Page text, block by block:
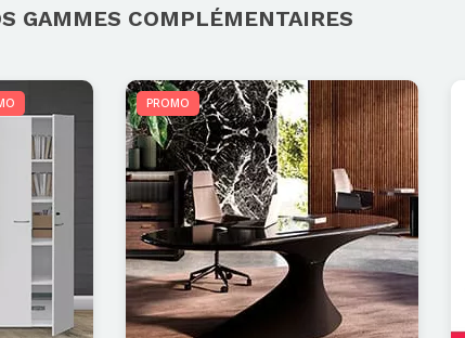
GAMMES COMPLÉMENTAIRES
PROMO